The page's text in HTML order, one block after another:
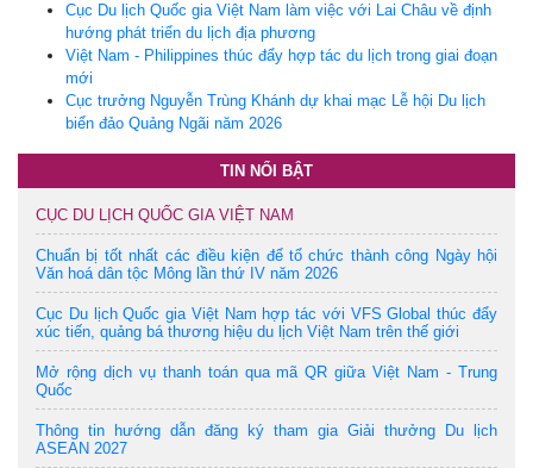
Cục Du lịch Quốc gia Việt Nam làm việc với Lai Châu về định
hướng phát triển du lịch địa phương
Việt Nam - Philippines thúc đẩy hợp tác du lịch trong giai đoạn
mới
Cục trưởng Nguyễn Trùng Khánh dự khai mạc Lễ hội Du lịch
biển đảo Quảng Ngãi năm 2026
TIN NỔI BẬT
CỤC DU LỊCH QUỐC GIA VIỆT NAM
Chuẩn bị tốt nhất các điều kiện để tổ chức thành công Ngày hội
Văn hoá dân tộc Mông lần thứ IV năm 2026
Cục Du lịch Quốc gia Việt Nam hợp tác với VFS Global thúc đẩy
xúc tiến, quảng bá thương hiệu du lịch Việt Nam trên thế giới
Mở rộng dịch vụ thanh toán qua mã QR giữa Việt Nam - Trung
Quốc
Thông tin hướng dẫn đăng ký tham gia Giải thưởng Du lịch
ASEAN 2027